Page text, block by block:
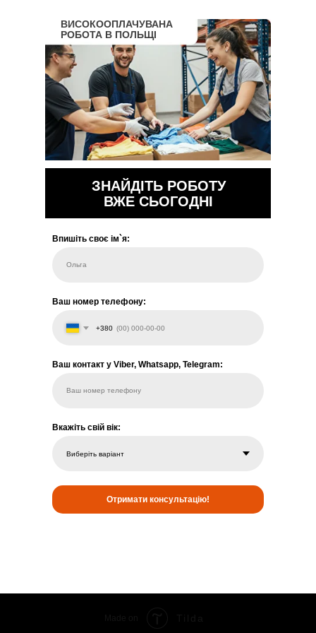
ВИСОКООПЛАЧУВАНА
РОБОТА В ПОЛЬЩІ
Впишіть своє ім`я:
Ольга
Ваш номер телефону:
+380
Ваш контакт у Viber, Whatsapp, Telegram:
Ваш номер телефону
Вкажіть свій вік:
Отримати консультацію!
ЗНАЙДІТЬ РОБОТУ
ВЖЕ СЬОГОДНІ